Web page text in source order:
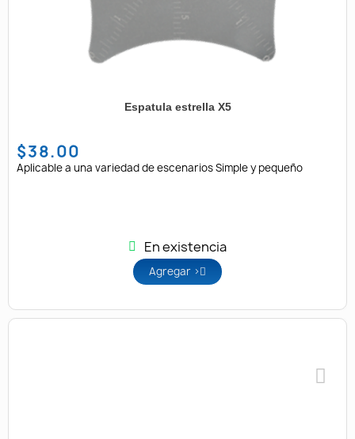
Agregar >
Espatula estrella X5
$38.00
Aplicable a una variedad de escenarios Simple y pequeño
En existencia